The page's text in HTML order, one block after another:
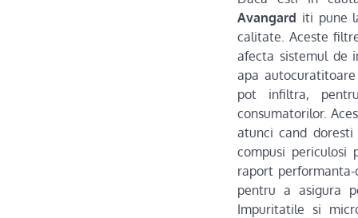
Avangard iti pune
calitate. Aceste
afecta sistemul de
apa
pot infiltra,
consumatorilor.
atunci cand
compusi periculosi
raport
pentru a asigura
Impuritatile si